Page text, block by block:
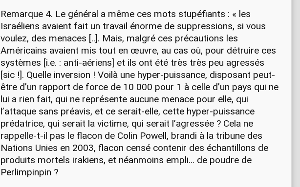
Remarque 4. Le général a même ces mots stupéfiants : « les
Israéliens avaient fait un travail énorme de suppressions, si vous
voulez, des menaces [..]. Mais, malgré ces précautions les
Américains avaient mis tout en œuvre, au cas où, pour détruire ces
systèmes [i.e. : anti-aériens] et ils ont été très très peu agressés
[sic !]. Quelle inversion ! Voilà une hyper-puissance, disposant peut-
être d’un rapport de force de 10 000 pour 1 à celle d’un pays qui ne
lui a rien fait, qui ne représente aucune menace pour elle, qui
l’attaque sans préavis, et ce serait-elle, cette hyper-puissance
prédatrice, qui serait la victime, qui serait l’agressée ? Cela ne
rappelle-t-il pas le flacon de Colin Powell, brandi à la tribune des
Nations Unies en 2003, flacon censé contenir des échantillons de
produits mortels irakiens, et néanmoins empli... de poudre de
Perlimpinpin ?